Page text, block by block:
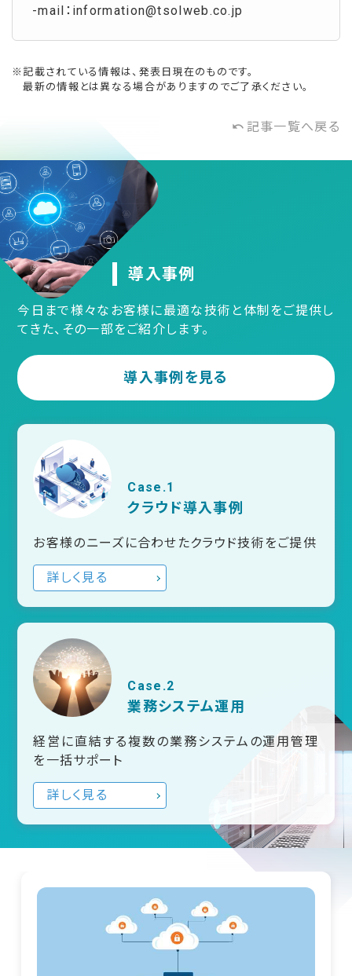
-mail：information@tsolweb.co.jp
※記載されている情報は、発表日現在のものです。
最新の情報とは異なる場合がありますのでご了承ください。
undo 記事一覧へ戻る
導入事例
今日まで様々なお客様に最適な技術と体制をご提供し
てきた、その一部をご紹介します。
導入事例を見る
Case.1
クラウド導入事例
お客様のニーズに合わせたクラウド技術をご提供
詳しく見る
Case.2
業務システム運用
経営に直結する複数の業務システムの運用管理
を一括サポート
詳しく見る